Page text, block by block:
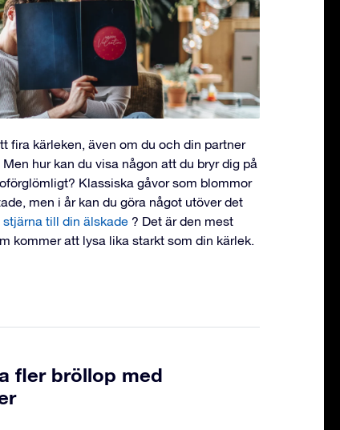
fira kärleken, även om du och din partner
hur kan du visa någon att du bryr dig på
Klassiska gåvor som blommor
men i år kan du göra något utöver det
stjärna till din älskade ? Det är den mest
kommer att lysa lika starkt som din kärlek.
fler bröllop med